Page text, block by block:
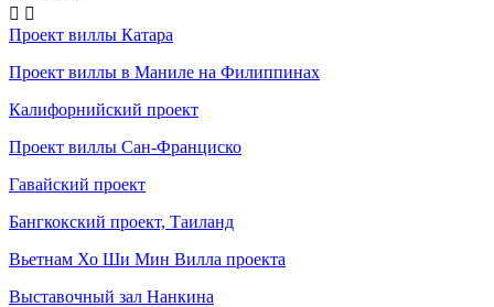
 
Проект виллы Катара
Проект виллы в Маниле на Филиппинах
Калифорнийский проект
Проект виллы Сан-Франциско
Гавайский проект
Бангкокский проект, Таиланд
Вьетнам Хо Ши Мин Вилла проекта
Выставочный зал Нанкина